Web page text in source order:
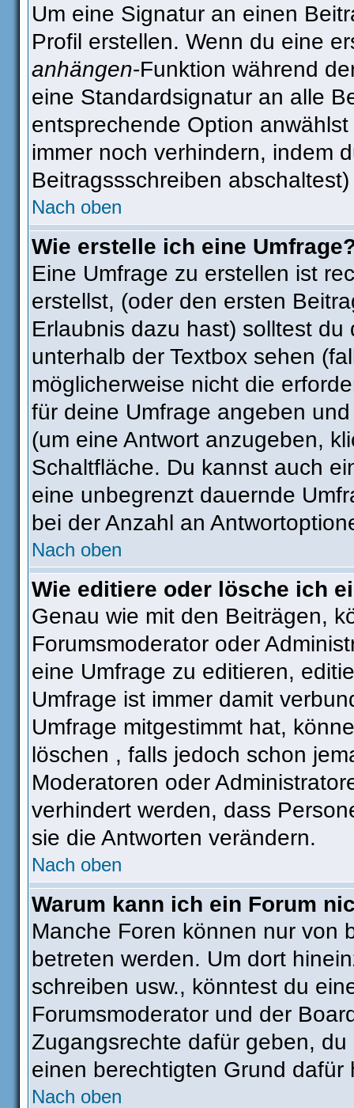
Um eine Signatur an einen
Profil erstellen. Wenn du eine
anhängen-Funktion während
eine Standardsignatur an alle
entsprechende Option
immer noch verhindern, indem
Beitragssschreiben abschaltest)
Nach oben
Wie erstelle ich eine
Eine Umfrage zu erstellen ist
erstellst, (oder den ersten
Erlaubnis dazu hast) solltest
unterhalb der Textbox sehen
möglicherweise nicht die
für deine Umfrage angeben
(um eine Antwort anzugeben,
Schaltfläche. Du kannst auch
eine unbegrenzt dauernde
bei der Anzahl an
Nach oben
Wie editiere oder lösche ich
Genau wie mit den Beiträgen,
Forumsmoderator oder
eine Umfrage zu editieren,
Umfrage ist immer damit
Umfrage mitgestimmt hat,
löschen , falls jedoch schon
Moderatoren oder
verhindert werden, dass
sie die Antworten verändern.
Nach oben
Warum kann ich ein Forum
Manche Foren können nur von
betreten werden. Um dort
schreiben usw., könntest du
Forumsmoderator und der
Zugangsrechte dafür geben,
einen berechtigten Grund dafür
Nach oben